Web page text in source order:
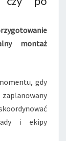
montaż
gdy
i ekipy